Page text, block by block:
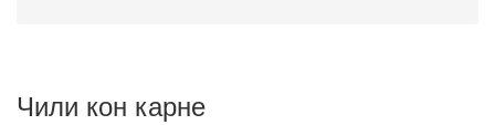
Чили кон карне